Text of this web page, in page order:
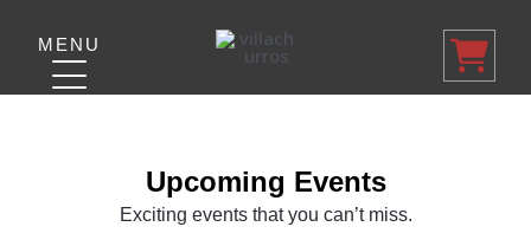
MENU
contenu
Upcoming Events
Exciting events that you can’t miss.